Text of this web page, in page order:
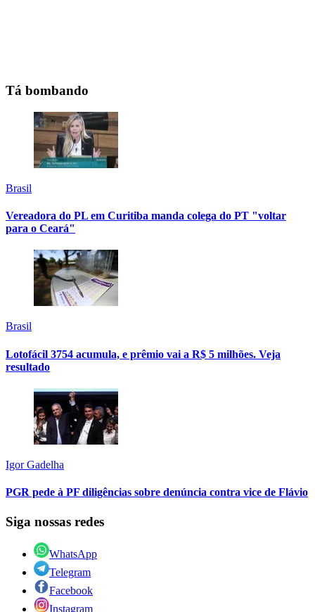
Tá bombando
Brasil
Vereadora do PL em Curitiba manda colega do PT "voltar
para o Ceará"
Brasil
Lotofácil 3754 acumula, e prêmio vai a R$ 5 milhões. Veja
resultado
Igor Gadelha
PGR pede à PF diligências sobre denúncia contra vice de Flávio
Siga nossas redes
WhatsApp
Telegram
Facebook
Instagram